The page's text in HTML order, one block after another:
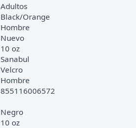
Adultos
Black/Orange
Hombre
Nuevo
10 oz
Sanabul
Velcro
Hombre
855116006572
Negro
10 oz